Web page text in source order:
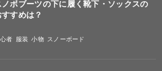
ノボブーツの下に履く靴下・ソックスの
すすめは？
者 服装 小物 スノーボード